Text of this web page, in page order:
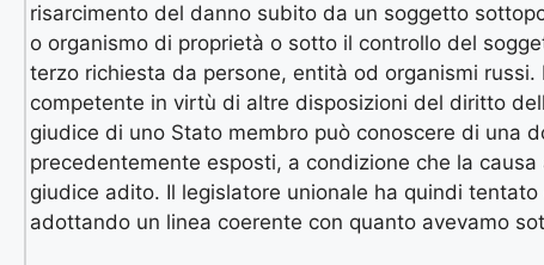
risarcimento del danno subito da un soggetto
o organismo di proprietà o sotto il controllo del
terzo richiesta da persone, entità od organismi
competente in virtù di altre disposizioni del diritto
giudice di uno Stato membro può conoscere di una
precedentemente esposti, a condizione che la
giudice adito. Il legislatore unionale ha quindi
adottando un linea coerente con quanto avevamo